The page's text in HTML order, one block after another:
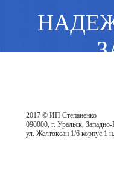
2017 © ИП Степаненко
090000, г. Уральск,
ул. Желтоксан 1/6 корпус 1